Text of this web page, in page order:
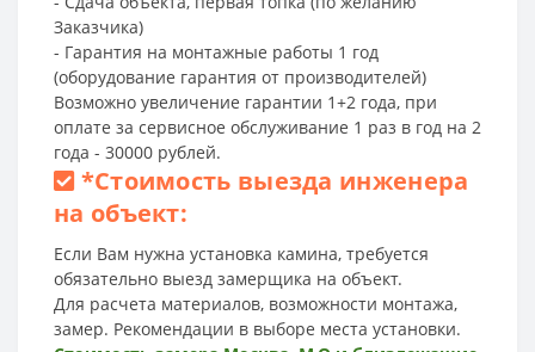
Заказчика)
- Гарантия на монтажные работы 1 год
(оборудование гарантия от производителей)
Возможно увеличение гарантии 1+2 года, при
оплате за сервисное обслуживание 1 раз в год на 2
года - 30000 рублей.
*Стоимость выезда инженера
на объект:
Если Вам нужна установка камина, требуется
обязательно выезд замерщика на объект.
Для расчета материалов, возможности монтажа,
замер. Рекомендации в выборе места установки.